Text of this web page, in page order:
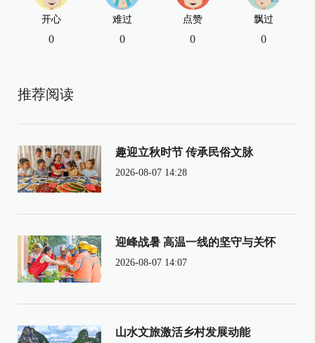
开心
0
难过
0
点赞
0
飘过
0
推荐阅读
趣迎立秋时节 传承民俗文脉
2026-08-07 14:28
迎峰战暑 高温一线的坚守与关怀
2026-08-07 14:07
山水文旅激活乡村发展动能